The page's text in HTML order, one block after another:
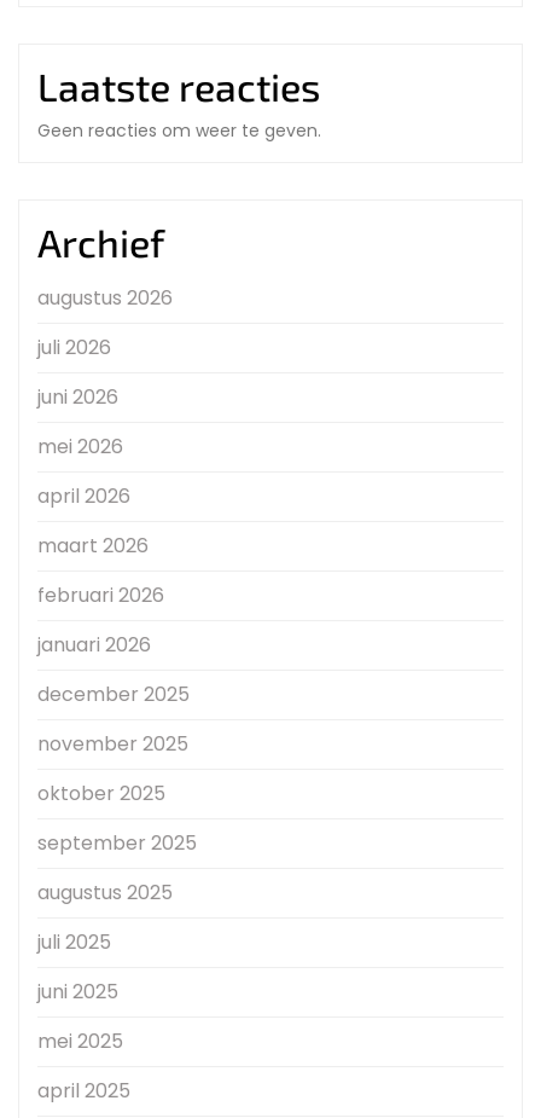
Laatste reacties
Geen reacties om weer te geven.
Archief
augustus 2026
juli 2026
juni 2026
mei 2026
april 2026
maart 2026
februari 2026
januari 2026
december 2025
november 2025
oktober 2025
september 2025
augustus 2025
juli 2025
juni 2025
mei 2025
april 2025